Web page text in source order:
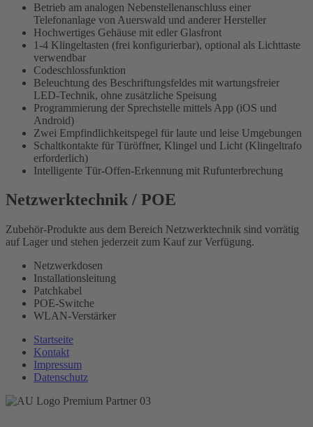
Betrieb am analogen Nebenstellenanschluss einer
Telefonanlage von Auerswald und anderer Hersteller
Hochwertiges Gehäuse mit edler Glasfront
1-4 Klingeltasten (frei konfigurierbar), optional als Lichttaste
verwendbar
Codeschlossfunktion
Beleuchtung des Beschriftungsfeldes mit wartungsfreier
LED-Technik, ohne zusätzliche Speisung
Programmierung der Sprechstelle mittels App (iOS und
Android)
Zwei Empfindlichkeitspegel für laute und leise Umgebungen
Schaltkontakte für Türöffner, Klingel und Licht (Klingeltrafo
erforderlich)
Intelligente Tür-Offen-Erkennung mit Rufunterbrechung
Netzwerktechnik / POE
Zubehör-Produkte aus dem Bereich Netzwerktechnik sind vorrätig
auf Lager und stehen jederzeit zum Kauf zur Verfügung.
Netzwerkdosen
Installationsleitung
Patchkabel
POE-Switche
WLAN-Verstärker
Startseite
Kontakt
Impressum
Datenschutz